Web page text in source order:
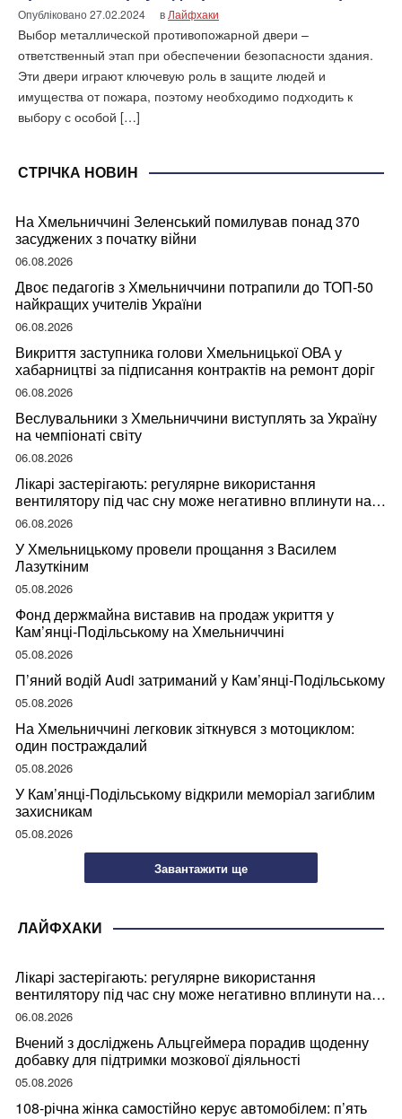
Опубліковано27.02.2024 в Лайфхаки
Выбор металлической противопожарной двери –
ответственный этап при обеспечении безопасности здания.
Эти двери играют ключевую роль в защите людей и
имущества от пожара, поэтому необходимо подходить к
выбору с особой […]
СТРІЧКА НОВИН
На Хмельниччині Зеленський помилував понад 370
засуджених з початку війни
06.08.2026
Двоє педагогів з Хмельниччини потрапили до ТОП-50
найкращих учителів України
06.08.2026
Викриття заступника голови Хмельницької ОВА у
хабарництві за підписання контрактів на ремонт доріг
06.08.2026
Веслувальники з Хмельниччини виступлять за Україну
на чемпіонаті світу
06.08.2026
Лікарі застерігають: регулярне використання
вентилятору під час сну може негативно вплинути на
ваше здоров’я
06.08.2026
У Хмельницькому провели прощання з Василем
Лазуткіним
05.08.2026
Фонд держмайна виставив на продаж укриття у
Кам’янці-Подільському на Хмельниччині
05.08.2026
П’яний водій Audi затриманий у Кам’янці-Подільському
05.08.2026
На Хмельниччині легковик зіткнувся з мотоциклом:
один постраждалий
05.08.2026
У Кам’янці-Подільському відкрили меморіал загиблим
захисникам
05.08.2026
Завантажити ще
ЛАЙФХАКИ
Лікарі застерігають: регулярне використання
вентилятору під час сну може негативно вплинути на
ваше здоров’я
06.08.2026
Вчений з досліджень Альцгеймера порадив щоденну
добавку для підтримки мозкової діяльності
05.08.2026
108-річна жінка самостійно керує автомобілем: п’ять